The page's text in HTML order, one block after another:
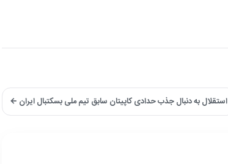
استقلال به دنبال جذب حدادی کاپیتان سابق تیم ملی بسکتبال ایران ←